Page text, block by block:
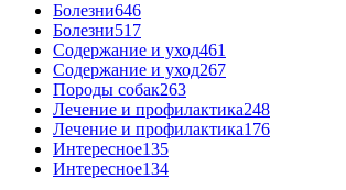
Болезни646
Болезни517
Содержание и уход461
Содержание и уход267
Породы собак263
Лечение и профилактика248
Лечение и профилактика176
Интересное135
Интересное134